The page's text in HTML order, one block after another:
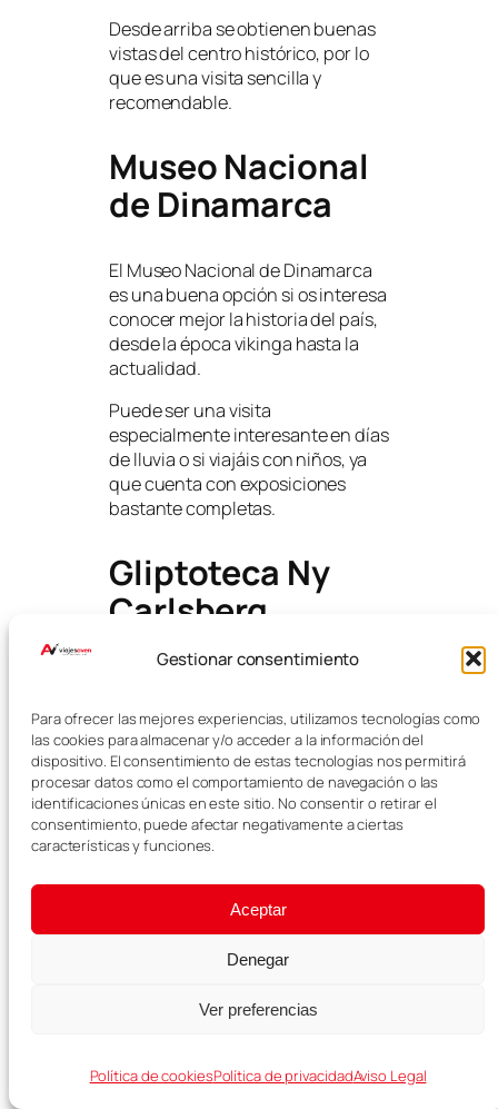
Gestionar consentimiento
Para ofrecer las mejores experiencias, utilizamos tecnologías como
las cookies para almacenar y/o acceder a la información del
dispositivo. El consentimiento de estas tecnologías nos permitirá
procesar datos como el comportamiento de navegación o las
identificaciones únicas en este sitio. No consentir o retirar el
consentimiento, puede afectar negativamente a ciertas
características y funciones.
Aceptar
Denegar
Ver preferencias
Política de cookiesPolítica de privacidadAviso Legal
Desde arriba se obtienen buenas
vistas del centro histórico, por lo
que es una visita sencilla y
recomendable.
Museo Nacional
de Dinamarca
El Museo Nacional de Dinamarca
es una buena opción si os interesa
conocer mejor la historia del país,
desde la época vikinga hasta la
actualidad.
Puede ser una visita
especialmente interesante en días
de lluvia o si viajáis con niños, ya
que cuenta con exposiciones
bastante completas.
Gliptoteca Ny
Carlsberg
Copenhague. Reúne esculturas
clásicas, arte mediterráneo y
obras europeas del siglo XIX.
Además, el edificio y su jardín
interior hacen que la visita sea
quienes no son grandes amantes
Jardines
Botánicos
Los Jardines Botánicos son una